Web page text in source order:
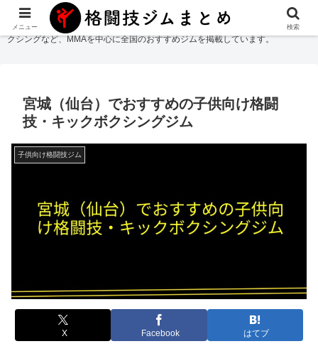
格闘技ジムまとめ
では総合格闘技・柔術・レスリング・キックボクシング・ボ
クシングなど、MMAを中心に全国のおすすめジムを掲載しています。
宮城（仙台）でおすすめの子供向け格闘
技・キックボクシングジム
子供向け格闘技ジム
X Facebook はてブ
メニュー 検索